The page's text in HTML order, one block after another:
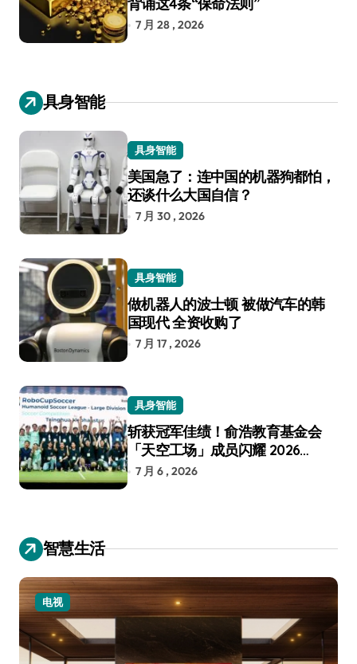
7 月 28 , 2026
具身智能
具身智能
美国急了：连中国的机器狗都怕，
还谈什么大国自信？
7 月 30 , 2026
具身智能
做机器人的波士顿 被做汽车的韩
国现代 全资收购了
7 月 17 , 2026
具身智能
斩获冠军佳绩！俞浩教育基金会
「天空工场」成员闪耀 2026
RoboCup 机器人世界杯
7 月 6 , 2026
智慧生活
电视